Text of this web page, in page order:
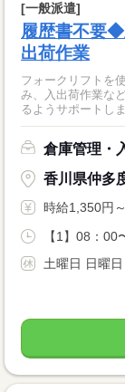
[一般派遣]
履歴書不要
出荷作業
フォークリフトを
み、入出荷作業な
るようサポートし
倉庫管理・
香川県仲多
時給1,350円～
【1】08：
土曜日 日曜日